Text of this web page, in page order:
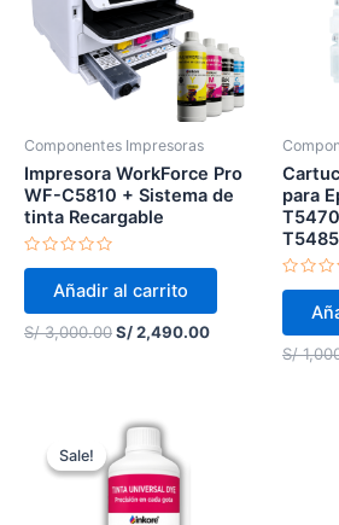
Componentes Impresoras
Impresora WorkForce Pro
WF-C5810 + Sistema de
tinta Recargable
Valorado
de
5
Añadir al carrito
S/3,000.00S/2,490.00
para
T5485
de
5
S/
Sale!
Sale!
Original
price
was:
S/ 55.00.
Current
price
is:
S/ 40.00.